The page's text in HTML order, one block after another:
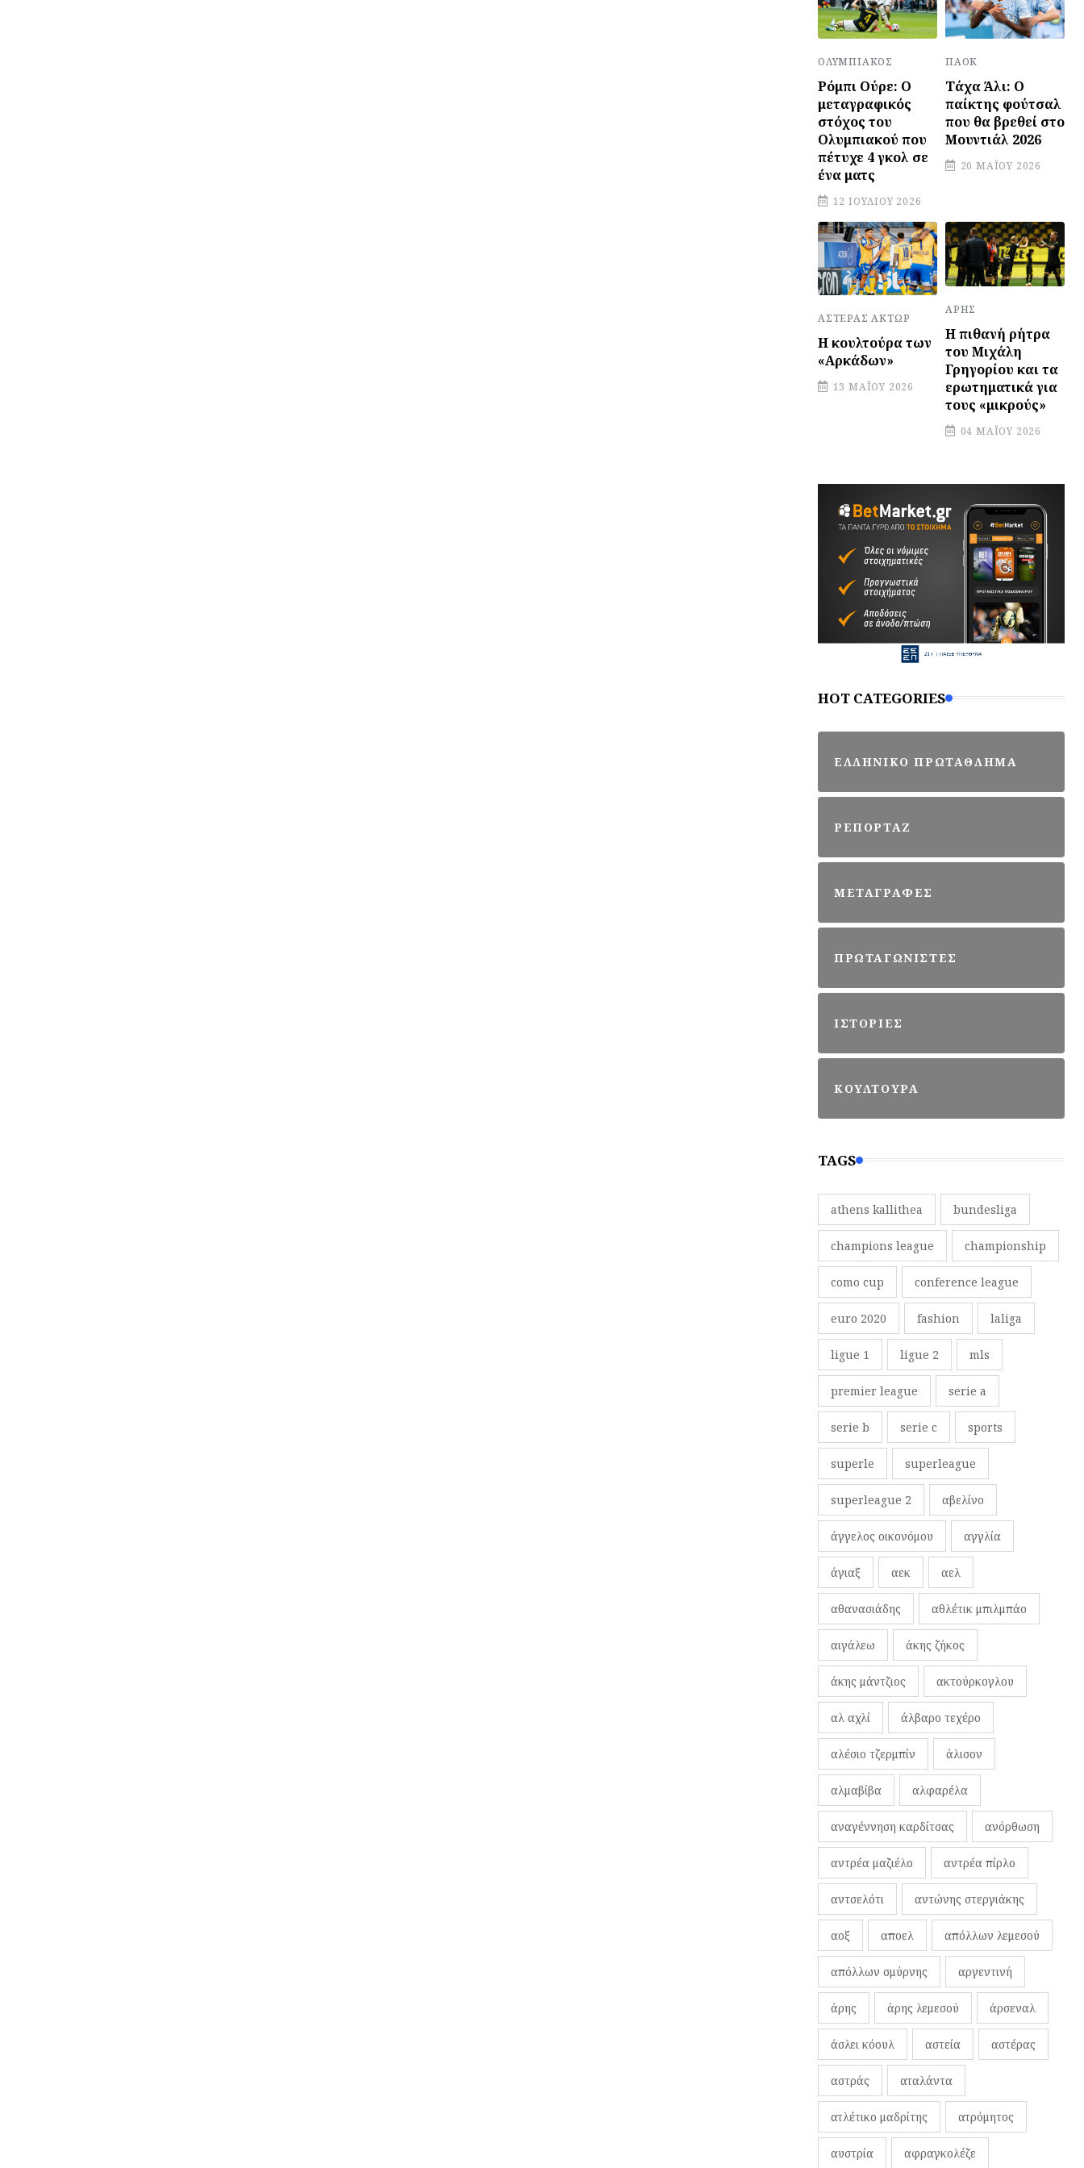
ΟΛΥΜΠΙΑΚΌΣ
Ρόμπι Ούρε: Ο
μεταγραφικός
στόχος του
Ολυμπιακού που
πέτυχε 4 γκολ σε
ένα ματς
12 ΙΟΥΛΊΟΥ 2026
ΠΑΟΚ
Τάχα Άλι: Ο
παίκτης φούτσαλ
που θα βρεθεί στο
Μουντιάλ 2026
20 ΜΑΪ́ΟΥ 2026
ΑΣΤΈΡΑΣ ΆΚΤΩΡ
Η κουλτούρα των
«Αρκάδων»
13 ΜΑΪ́ΟΥ 2026
ΆΡΗΣ
Η πιθανή ρήτρα
του Μιχάλη
Γρηγορίου και τα
ερωτηματικά για
τους «μικρούς»
04 ΜΑΪ́ΟΥ 2026
HOT CATEGORIES
ΕΛΛΗΝΙΚΟ ΠΡΩΤΑΘΛΗΜΑ
ΡΕΠΟΡΤΑΖ
ΜΕΤΑΓΡΑΦΕΣ
ΠΡΩΤΑΓΩΝΙΣΤΕΣ
ΙΣΤΟΡΙΕΣ
ΚΟΥΛΤΟΥΡΑ
TAGS
athens kallithea bundesliga
champions league championship
como cup conference league
euro 2020 fashion laliga
ligue 1 ligue 2 mls
premier league serie a
serie b serie c sports
superle superleague
superleague 2 αβελίνο
άγγελος οικονόμου αγγλία
άγιαξ αεκ αελ
αθανασιάδης αθλέτικ μπιλμπάο
αιγάλεω άκης ζήκος
άκης μάντζιος ακτούρκογλου
αλ αχλί άλβαρο τεχέρο
αλέσιο τζερμπίν άλισον
αλμαβίβα αλφαρέλα
αναγέννηση καρδίτσας ανόρθωση
αντρέα μαζιέλο αντρέα πίρλο
αντσελότι αντώνης στεργιάκης
αοξ αποελ απόλλων λεμεσού
απόλλων σμύρνης αργεντινή
άρης άρης λεμεσού άρσεναλ
άσλει κόουλ αστεία αστέρας
αστράς αταλάντα
ατλέτικο μαδρίτης ατρόμητος
αυστρία αφραγκολέζε